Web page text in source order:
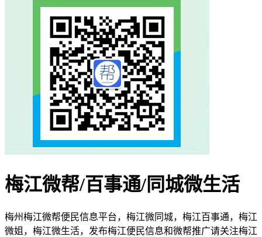
梅江微帮/百事通/同城微生活
梅州梅江微帮便民信息平台，梅江微同城，梅江百事通，梅江
微姐，梅江微生活，发布梅江便民信息和微帮推广请关注梅江